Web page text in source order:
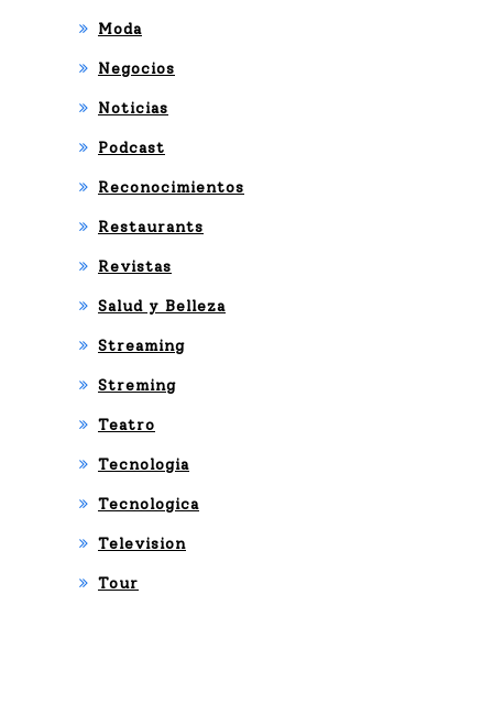
Moda
Negocios
Noticias
Podcast
Reconocimientos
Restaurants
Revistas
Salud y Belleza
Streaming
Streming
Teatro
Tecnologia
Tecnologica
Television
Tour